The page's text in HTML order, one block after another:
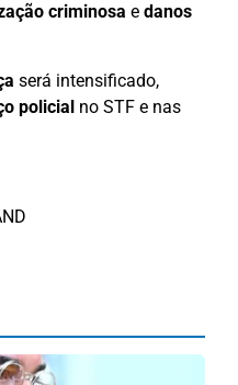
criminosa e danos
será intensificado,
policial no STF e nas